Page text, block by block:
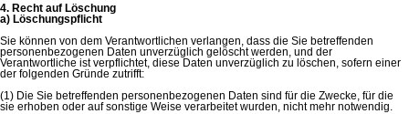
4. Recht auf Löschung
a) Löschungspflicht
Sie können von dem Verantwortlichen verlangen, dass die Sie betreffenden
personenbezogenen Daten unverzüglich gelöscht werden, und der
Verantwortliche ist verpflichtet, diese Daten unverzüglich zu löschen, sofern einer
der folgenden Gründe zutrifft:
(1) Die Sie betreffenden personenbezogenen Daten sind für die Zwecke, für die
sie erhoben oder auf sonstige Weise verarbeitet wurden, nicht mehr notwendig.